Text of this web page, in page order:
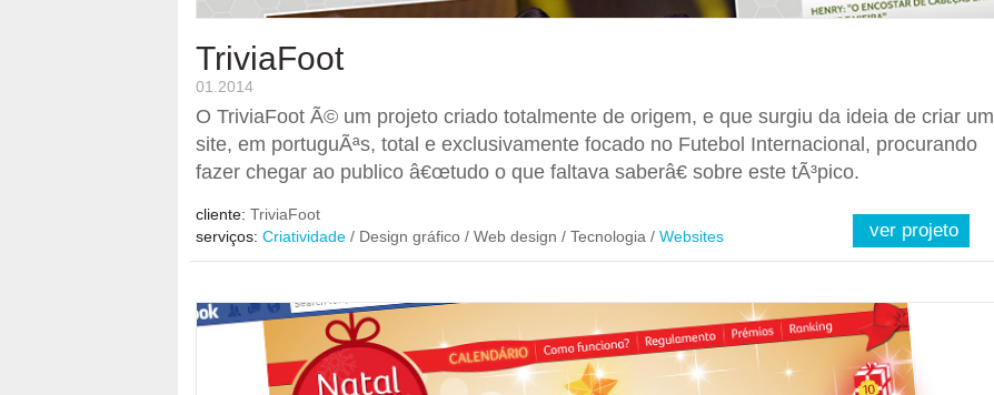
TriviaFoot
01.2014
O TriviaFoot Ã© um projeto criado totalmente de origem, e que surgiu da ideia de criar um
site, em portuguÃªs, total e exclusivamente focado no Futebol Internacional, procurando
fazer chegar ao publico â€œtudo o que faltava saberâ€ sobre este tÃ³pico.
cliente: TriviaFoot
serviços: Criatividade / Design gráfico / Web design / Tecnologia / Websites ver projeto